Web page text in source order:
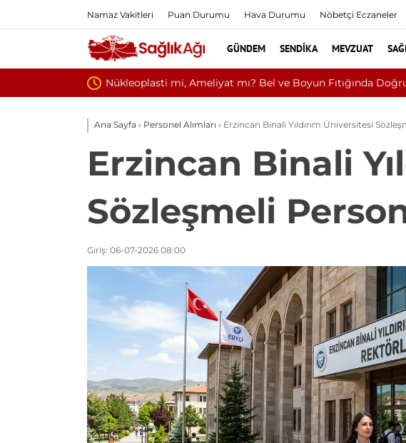
Namaz Vakitleri Puan Durumu Hava Durumu Nöbetçi Eczaneler
GÜNDEM SENDIKA MEVZUAT
Kültür ve Turizm Bakanlığı
Ana Sayfa › Personel Alımları › Erzincan Binali Yıldırım Üniversitesi
Erzincan Binali
Sözleşmeli
Giriş: 06-07-2026 08:00